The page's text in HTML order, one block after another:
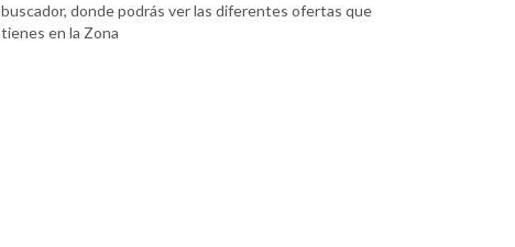
buscador, donde podrás ver las diferentes ofertas que
tienes en la Zona